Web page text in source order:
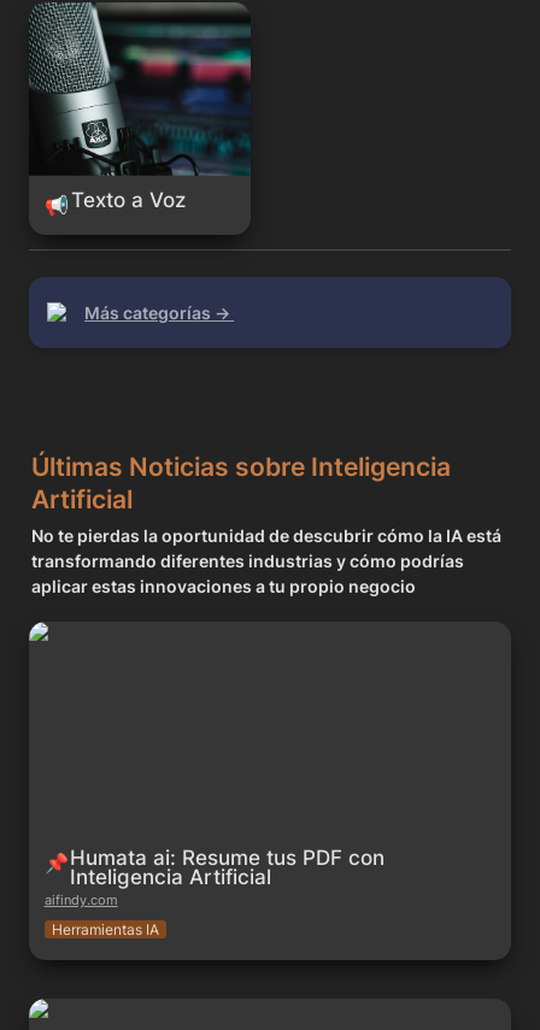
Texto a Voz
📢Texto a Voz
Más categorías →
Últimas Noticias sobre Inteligencia
Artificial
No te pierdas la oportunidad de descubrir cómo la IA está
transformando diferentes industrias y cómo podrías
aplicar estas innovaciones a tu propio negocio
Humata ai: Resume tus PDF con Inteligencia Artificial
📌Humata ai: Resume tus PDF con
Inteligencia Artificial
aifindy.com
Herramientas IA
La democratización del diseño visual: cómo la inteligencia